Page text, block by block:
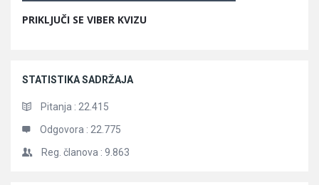
PRIKLJUČI SE VIBER KVIZU
STATISTIKA SADRŽAJA
Pitanja : 22.415
Odgovora : 22.775
Reg. članova : 9.863